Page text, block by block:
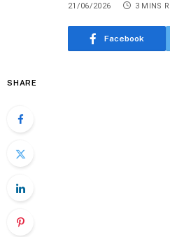
21/06/2026 3 MINS
Facebook
SHARE